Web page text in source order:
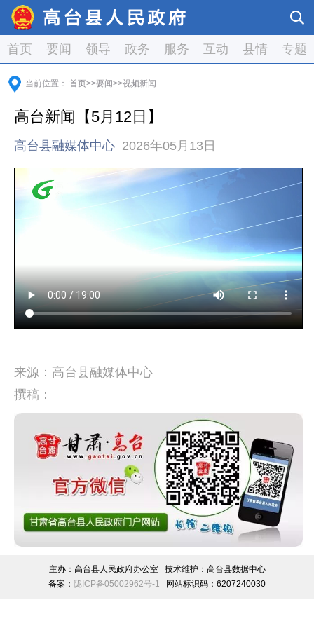
首页 要闻 领导 政务 服务 互动 县情 专题
当前位置： 首页>>要闻>>视频新闻
高台新闻【5月12日】
高台县融媒体中心 2026年05月13日
来源：高台县融媒体中心
撰稿：
主办：高台县人民政府办公室 技术维护：高台县数据中心
备案： 陇ICP备05002962号-1 网站标识码：6207240030